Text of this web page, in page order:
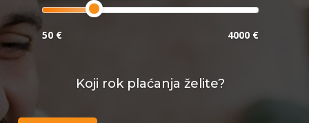
50 € 4000 €
Koji rok plaćanja želite?